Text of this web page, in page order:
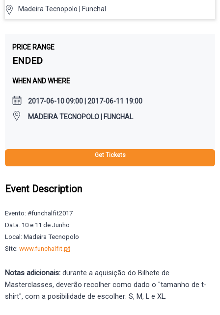
Madeira Tecnopolo | Funchal
PRICE RANGE
ENDED
WHEN AND WHERE
2017-06-10 09:00 | 2017-06-11 19:00
MADEIRA TECNOPOLO | FUNCHAL
Get Tickets
Event Description
Evento: #funchalfit2017
Data: 10 e 11 de Junho
Local: Madeira Tecnopolo
Site: www.funchalfit.pt
Notas adicionais: durante a aquisição do Bilhete de
Masterclasses, deverão recolher como dado o "tamanho de t-
shirt", com a posibilidade de escolher: S, M, L e XL.